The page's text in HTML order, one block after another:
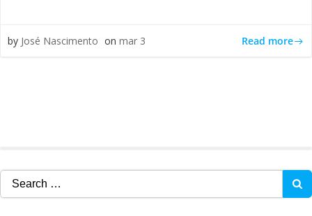
by José Nascimento on mar 3 Read more
Search
for: